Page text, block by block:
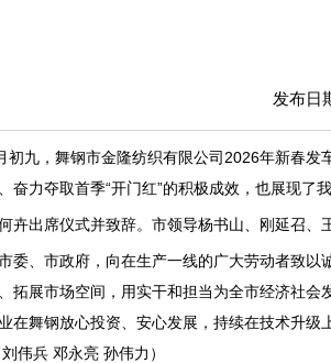
发布日
初九，舞钢市金隆纺织有限公司2026年新春
奋力夺取首季“开门红”的积极成效，也展现了
卉出席仪式并致辞。市领导杨书山、刚延召
委、市政府，向在生产一线的广大劳动者致
拓展市场空间，用实干和担当为全市经济社
在舞钢放心投资、安心发展，持续在技术升级
伟兵 邓永亮 孙伟力）